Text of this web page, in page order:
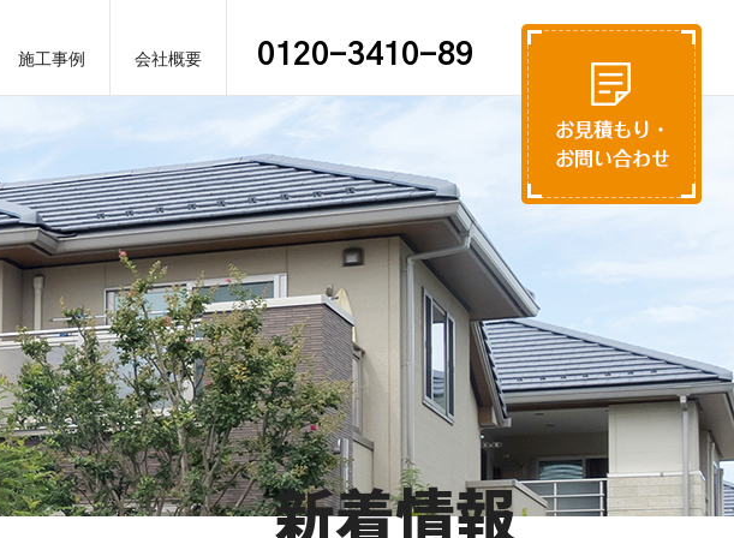
施工事例 会社概要 0120-3410-89
新着情報